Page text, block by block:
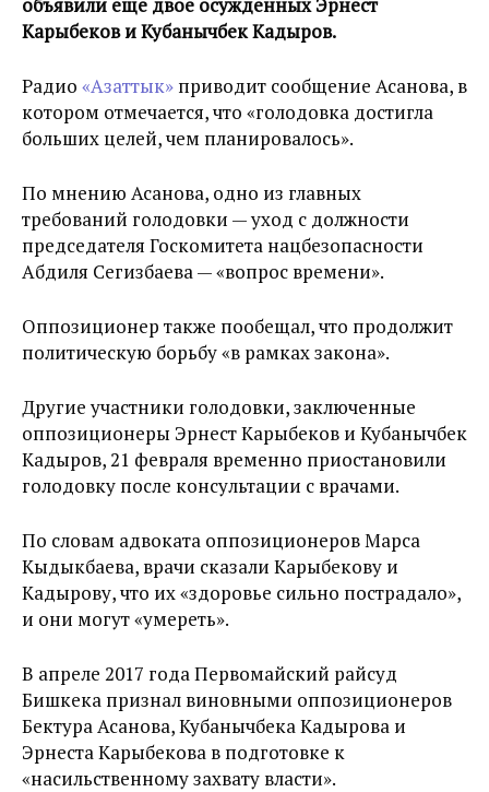
Карыбеков и Кубанычбек Кадыров.
Радио «Азаттык» приводит сообщение Асанова, в
котором отмечается, что «голодовка достигла
больших целей, чем планировалось».
По мнению Асанова, одно из главных
требований голодовки — уход с должности
председателя Госкомитета нацбезопасности
Абдиля Сегизбаева — «вопрос времени».
Оппозиционер также пообещал, что продолжит
политическую борьбу «в рамках закона».
Другие участники голодовки, заключенные
оппозиционеры Эрнест Карыбеков и Кубанычбек
Кадыров, 21 февраля временно приостановили
голодовку после консультации с врачами.
По словам адвоката оппозиционеров Марса
Кыдыкбаева, врачи сказали Карыбекову и
Кадырову, что их «здоровье сильно пострадало»,
и они могут «умереть».
В апреле 2017 года Первомайский райсуд
Бишкека признал виновными оппозиционеров
Бектура Асанова, Кубанычбека Кадырова и
Эрнеста Карыбекова в подготовке к
«насильственному захвату власти».